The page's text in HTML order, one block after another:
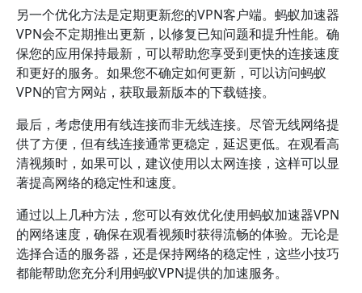
另一个优化方法是定期更新您的VPN客户端。蚂蚁加速器
VPN会不定期推出更新，以修复已知问题和提升性能。确
保您的应用保持最新，可以帮助您享受到更快的连接速度
和更好的服务。如果您不确定如何更新，可以访问蚂蚁
VPN的官方网站，获取最新版本的下载链接。
最后，考虑使用有线连接而非无线连接。尽管无线网络提
供了方便，但有线连接通常更稳定，延迟更低。在观看高
清视频时，如果可以，建议使用以太网连接，这样可以显
著提高网络的稳定性和速度。
通过以上几种方法，您可以有效优化使用蚂蚁加速器VPN
的网络速度，确保在观看视频时获得流畅的体验。无论是
选择合适的服务器，还是保持网络的稳定性，这些小技巧
都能帮助您充分利用蚂蚁VPN提供的加速服务。